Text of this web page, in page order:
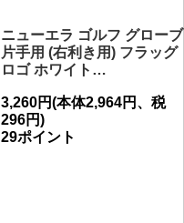
ニューエラ ゴルフ グローブ
片手用 (右利き用) フラッグ
ロゴ ホワイト…
3,260円(本体2,964円、税
296円)
29ポイント